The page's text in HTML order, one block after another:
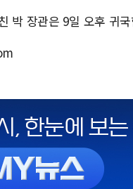
박 장관은 9일 오후 귀